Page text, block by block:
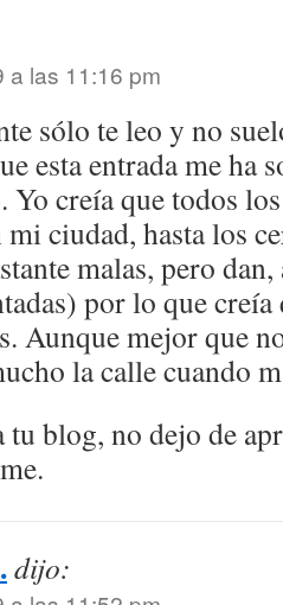
a las 11:16 pm
sólo te leo y no
esta entrada me ha
creía que todos
mi ciudad, hasta los
malas, pero
por lo que
Aunque mejor que
la calle cuando
tu blog, no dejo de
dijo: